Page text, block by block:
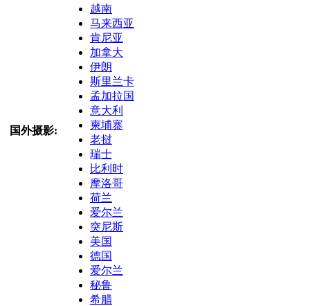
国外摄影:
越南
马来西亚
肯尼亚
加拿大
伊朗
斯里兰卡
孟加拉国
意大利
柬埔寨
老挝
瑞士
比利时
摩洛哥
荷兰
爱尔兰
突尼斯
美国
德国
爱尔兰
秘鲁
希腊